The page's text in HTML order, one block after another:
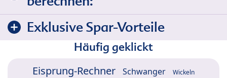
Exklusive Spar-Vorteile
Häufig geklickt
Eisprung-Rechner Schwanger Wickeln